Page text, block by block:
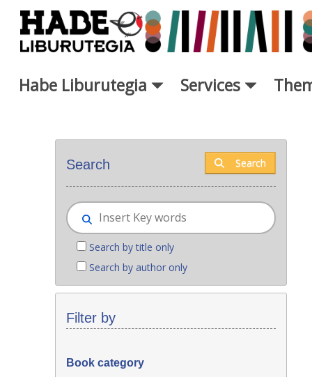
Skip to Main Content
Habe Liburutegia Services
Search Search
Search by title only
Search by author only
Filter by
Book category